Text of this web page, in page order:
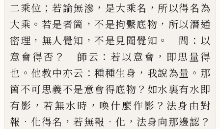
二乘位 ； 若論無滲 ， 是大乘名 ， 所以得名為
大乘 。 若是者箇 ，不是拘繫底物 ， 所以潛通
密理 ， 無人覺知 ，不是見聞覺知 。 問 ： 以
意會得否 ？ 師云 ：若以意會 ， 即思量得
也 。 他教中亦云 ：種種生身 ， 我說為量 。 那
箇不可思義不是意會得底物 ？ 如水裏有水即
有影 ，若無水時 ， 喚什麼作影 ？ 法身由對
報 ．化得名 ，若無報 ．化 ， 法身向那邊認 ？